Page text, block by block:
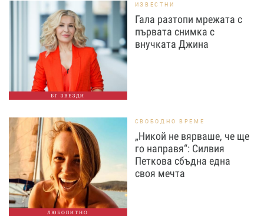
БГ ЗВЕЗДИ
ИЗВЕСТНИ
Гала разтопи мрежата с
първата снимка с
внучката Джина
ЛЮБОПИТНО
СВОБОДНО ВРЕМЕ
„Никой не вярваше, че ще
го направя“: Силвия
Петкова сбъдна една
своя мечта